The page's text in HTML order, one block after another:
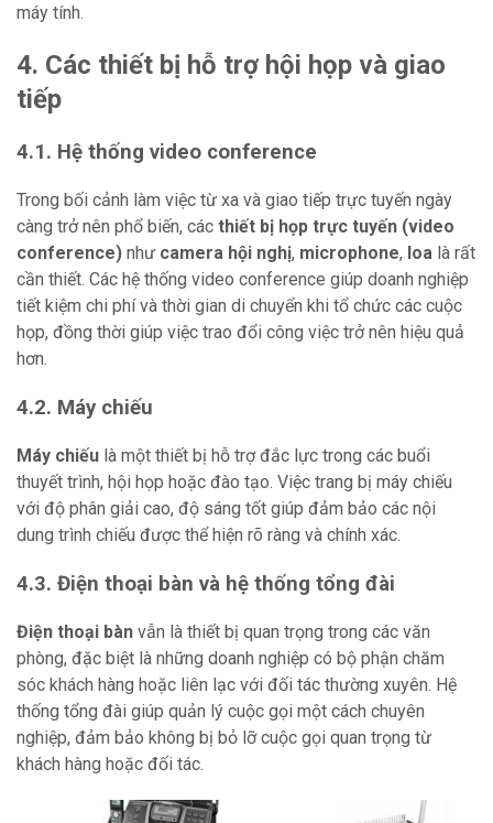
máy tính.
4. Các thiết bị hỗ trợ hội họp và giao
tiếp
4.1. Hệ thống video conference
Trong bối cảnh làm việc từ xa và giao tiếp trực tuyến ngày
càng trở nên phổ biến, các thiết bị họp trực tuyến (video
conference) như camera hội nghị, microphone, loa là rất
cần thiết. Các hệ thống video conference giúp doanh nghiệp
tiết kiệm chi phí và thời gian di chuyển khi tổ chức các cuộc
họp, đồng thời giúp việc trao đổi công việc trở nên hiệu quả
hơn.
4.2. Máy chiếu
Máy chiếu là một thiết bị hỗ trợ đắc lực trong các buổi
thuyết trình, hội họp hoặc đào tạo. Việc trang bị máy chiếu
với độ phân giải cao, độ sáng tốt giúp đảm bảo các nội
dung trình chiếu được thể hiện rõ ràng và chính xác.
4.3. Điện thoại bàn và hệ thống tổng đài
Điện thoại bàn vẫn là thiết bị quan trọng trong các văn
phòng, đặc biệt là những doanh nghiệp có bộ phận chăm
sóc khách hàng hoặc liên lạc với đối tác thường xuyên. Hệ
thống tổng đài giúp quản lý cuộc gọi một cách chuyên
nghiệp, đảm bảo không bị bỏ lỡ cuộc gọi quan trọng từ
khách hàng hoặc đối tác.